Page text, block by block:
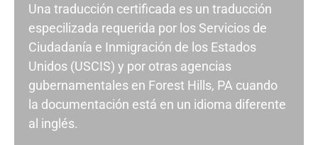
Una traducción certificada es un traducción
especilizada requerida por los Servicios de
Ciudadanía e Inmigración de los Estados
Unidos (USCIS) y por otras agencias
gubernamentales en Forest Hills, PA cuando
la documentación está en un idioma diferente
al inglés.